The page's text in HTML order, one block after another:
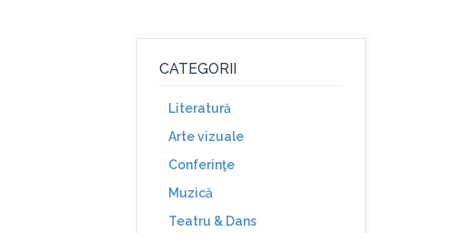
CATEGORII
Literatură
Arte vizuale
Conferinţe
Muzică
Teatru & Dans